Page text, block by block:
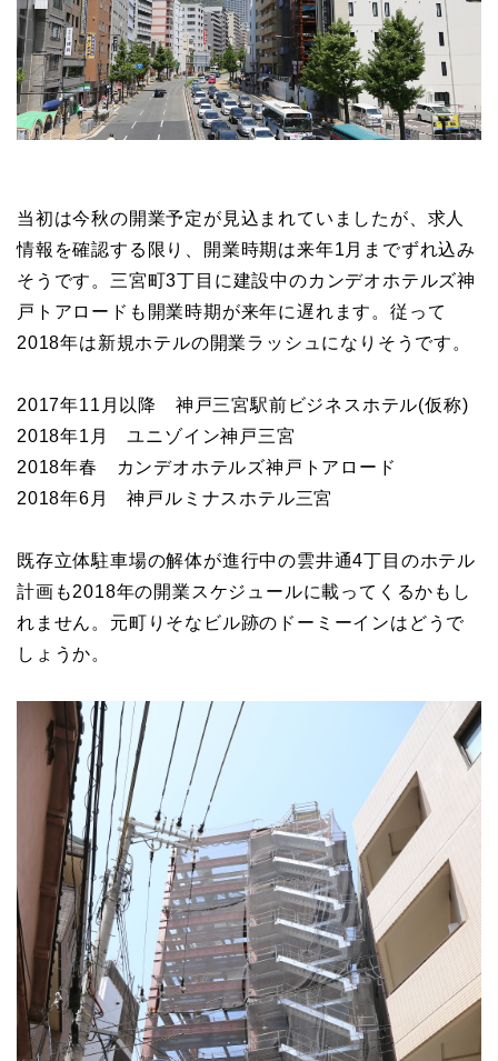
当初は今秋の開業予定が見込まれていましたが、求人
情報を確認する限り、開業時期は来年1月までずれ込み
そうです。三宮町3丁目に建設中のカンデオホテルズ神
戸トアロードも開業時期が来年に遅れます。従って
2018年は新規ホテルの開業ラッシュになりそうです。
2017年11月以降 神戸三宮駅前ビジネスホテル(仮称)
2018年1月 ユニゾイン神戸三宮
2018年春 カンデオホテルズ神戸トアロード
2018年6月 神戸ルミナスホテル三宮
既存立体駐車場の解体が進行中の雲井通4丁目のホテル
計画も2018年の開業スケジュールに載ってくるかもし
れません。元町りそなビル跡のドーミーインはどうで
しょうか。